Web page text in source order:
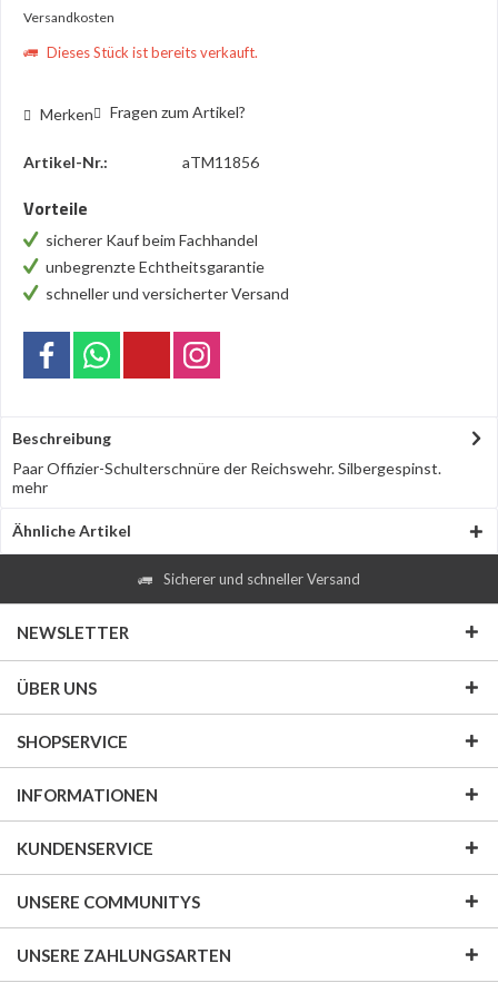
Versandkosten
Dieses Stück ist bereits verkauft.
Merken Fragen zum Artikel?
Artikel-Nr.: aTM11856
Vorteile
sicherer Kauf beim Fachhandel
unbegrenzte Echtheitsgarantie
schneller und versicherter Versand
Beschreibung
Paar Offizier-Schulterschnüre der Reichswehr. Silbergespinst.
mehr
Ähnliche Artikel
Sicherer und schneller Versand
NEWSLETTER
ÜBER UNS
SHOPSERVICE
INFORMATIONEN
KUNDENSERVICE
UNSERE COMMUNITYS
UNSERE ZAHLUNGSARTEN